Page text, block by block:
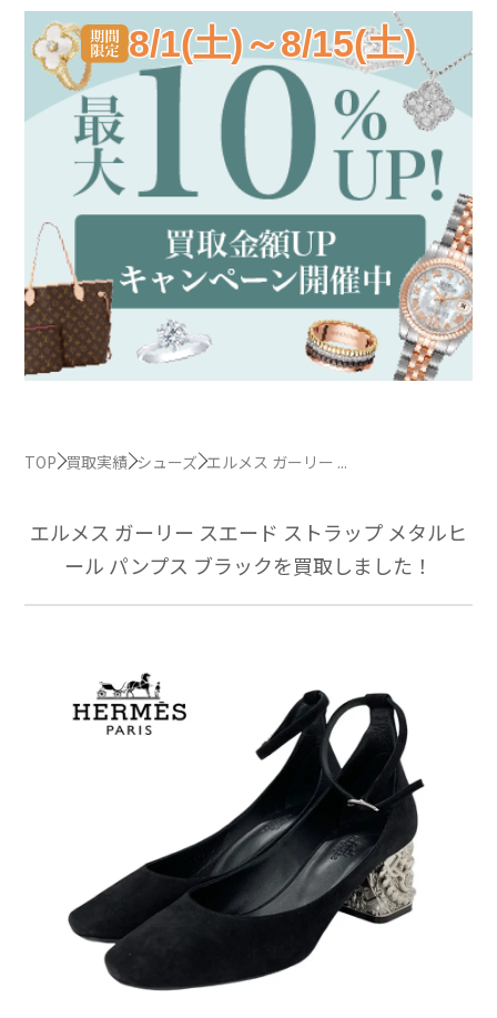
8/1(土)～8/15(土)
TOP 買取実績 シューズ エルメス ガーリー ...
エルメス ガーリー スエード ストラップ メタルヒ
ール パンプス ブラックを買取しました！